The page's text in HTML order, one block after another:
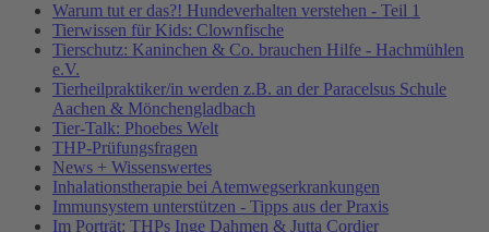
Warum tut er das?! Hundeverhalten verstehen - Teil 1
Tierwissen für Kids: Clownfische
Tierschutz: Kaninchen & Co. brauchen Hilfe - Hachmühlen
e.V.
Tierheilpraktiker/in werden z.B. an der Paracelsus Schule
Aachen & Mönchengladbach
Tier-Talk: Phoebes Welt
THP-Prüfungsfragen
News + Wissenswertes
Inhalationstherapie bei Atemwegserkrankungen
Immunsystem unterstützen - Tipps aus der Praxis
Im Porträt: THPs Inge Dahmen & Jutta Cordier